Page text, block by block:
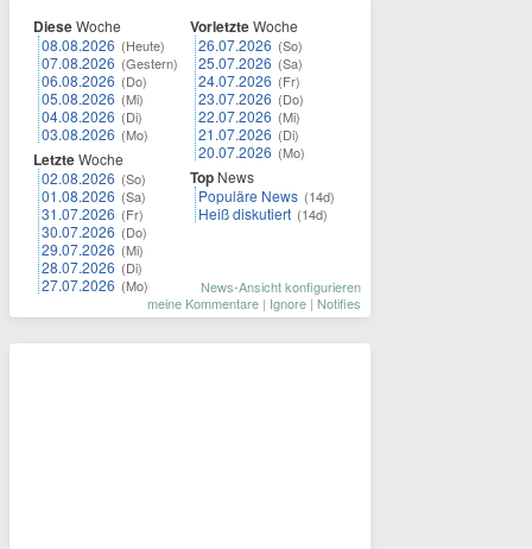
DieseWoche
08.08.2026 (Heute)
07.08.2026 (Gestern)
06.08.2026 (Do)
05.08.2026 (Mi)
04.08.2026 (Di)
03.08.2026 (Mo)
LetzteWoche
02.08.2026 (So)
01.08.2026 (Sa)
31.07.2026 (Fr)
30.07.2026 (Do)
29.07.2026 (Mi)
28.07.2026 (Di)
27.07.2026 (Mo)
VorletzteWoche
26.07.2026 (So)
25.07.2026 (Sa)
24.07.2026 (Fr)
23.07.2026 (Do)
22.07.2026 (Mi)
21.07.2026 (Di)
20.07.2026 (Mo)
Top News
Populäre News (14d)
Heiß diskutiert (14d)
News-Ansicht konfigurieren
meine Kommentare | Ignore | Notifies